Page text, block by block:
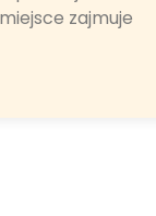
zajmuje